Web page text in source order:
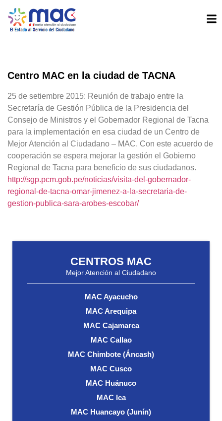
Centro MAC en la ciudad de TACNA
25 de setiembre 2015: Reunión de trabajo entre la
Secretaría de Gestión Pública de la Presidencia del
Consejo de Ministros y el Gobernador Regional de Tacna
para la implementación en esa ciudad de un Centro de
Mejor Atención al Ciudadano – MAC. Con este acuerdo de
cooperación se espera mejorar la gestión el Gobierno
Regional de Tacna para beneficio de sus ciudadanos.
http://sgp.pcm.gob.pe/noticias/visita-del-gobernador-
regional-de-tacna-omar-jimenez-a-la-secretaria-de-
gestion-publica-sara-arobes-escobar/
CENTROS MAC
Mejor Atención al Ciudadano
MAC Ayacucho
MAC Arequipa
MAC Cajamarca
MAC Callao
MAC Chimbote (Áncash)
MAC Cusco
MAC Huánuco
MAC Ica
MAC Huancayo (Junín)